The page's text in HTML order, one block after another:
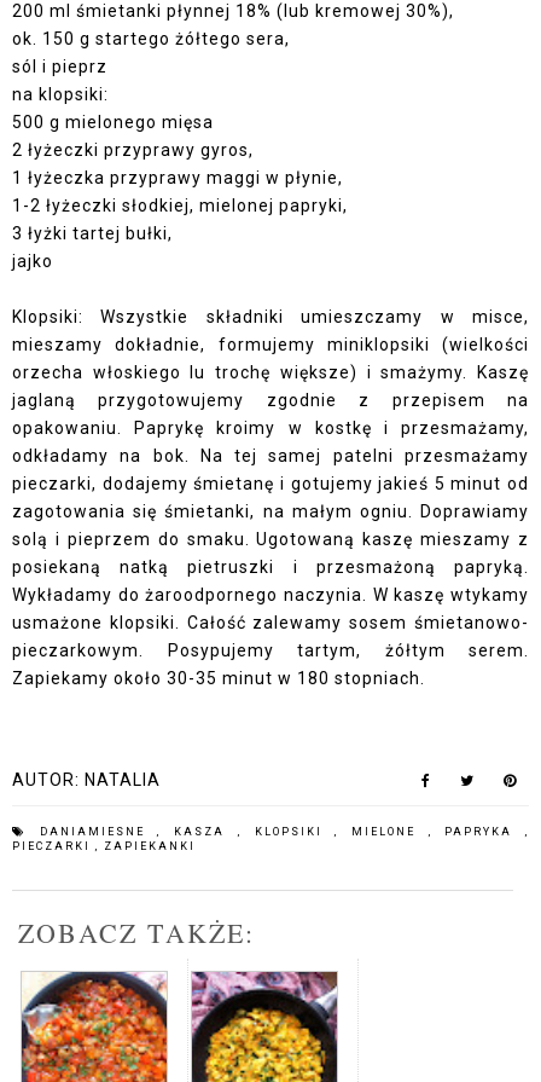
200 ml śmietanki płynnej 18% (lub kremowej 30%),
ok. 150 g startego żółtego sera,
sól i pieprz
na klopsiki:
500 g mielonego mięsa
2 łyżeczki przyprawy gyros,
1 łyżeczka przyprawy maggi w płynie,
1-2 łyżeczki słodkiej, mielonej papryki,
3 łyżki tartej bułki,
jajko
Klopsiki: Wszystkie składniki umieszczamy w misce,
mieszamy dokładnie, formujemy miniklopsiki (wielkości
orzecha włoskiego lu trochę większe) i smażymy. Kaszę
jaglaną przygotowujemy zgodnie z przepisem na
opakowaniu. Paprykę kroimy w kostkę i przesmażamy,
odkładamy na bok. Na tej samej patelni przesmażamy
pieczarki, dodajemy śmietanę i gotujemy jakieś 5 minut od
zagotowania się śmietanki, na małym ogniu. Doprawiamy
solą i pieprzem do smaku. Ugotowaną kaszę mieszamy z
posiekaną natką pietruszki i przesmażoną papryką.
Wykładamy do żaroodpornego naczynia. W kaszę wtykamy
usmażone klopsiki. Całość zalewamy sosem śmietanowo-
pieczarkowym. Posypujemy tartym, żółtym serem.
Zapiekamy około 30-35 minut w 180 stopniach.
AUTOR: NATALIA
DANIAMIESNE, KASZA , KLOPSIKI, MIELONE , PAPRYKA,
PIECZARKI , ZAPIEKANKI
ZOBACZ TAKŻE: